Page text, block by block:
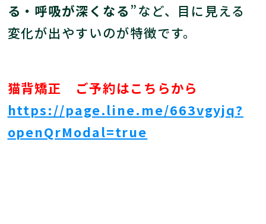
る・呼吸が深くなる”など、目に見える
変化が出やすいのが特徴です。
猫背矯正 ご予約はこちらから
https://page.line.me/663vgyjq?
openQrModal=true